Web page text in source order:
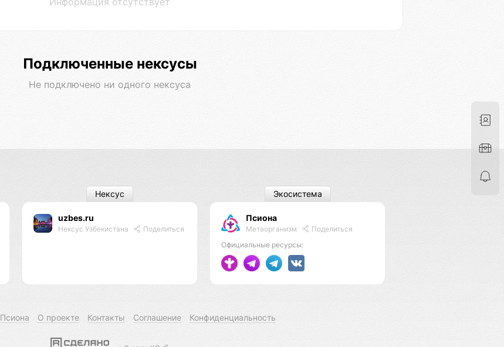
Подключенные нексусы
Не подключено ни одного нексуса
uzbes.ru
Нексус Узбекистана Поделиться
Нексус
Псиона
Метаорганизм
Поделиться
Официальные ресурсы:
Экосистема
Псиона О проекте Контакты Соглашение Конфиденциальность